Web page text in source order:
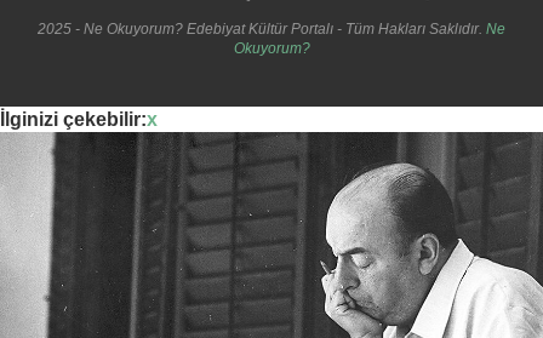
2025 - Ne Okuyorum? Edebiyat Kültür Portalı - Tüm Hakları Saklıdır. Ne
Okuyorum?
İlginizi çekebilir:x